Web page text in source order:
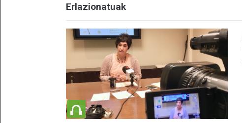
Erlazionatuak